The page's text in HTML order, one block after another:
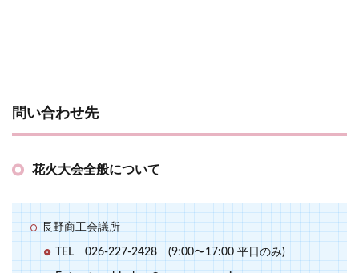
問い合わせ先
花火大会全般について
長野商工会議所
TEL 026-227-2428 (9:00〜17:00 平日のみ)